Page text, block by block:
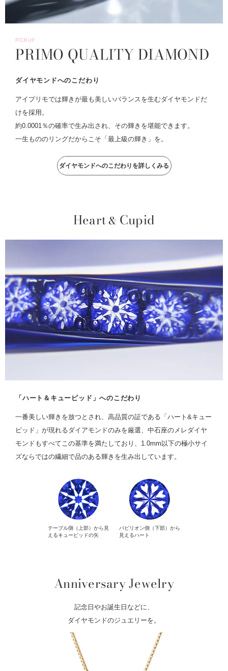
PICKUP
PRIMO QUALITY DIAMOND
ダイヤモンドへのこだわり
アイプリモでは輝きが最も美しいバランスを生むダイヤモンドだ
けを採用。
約0.0001％の確率で生み出され、その輝きを堪能できます。
一生もののリングだからこそ「最上級の輝き」を。
ダイヤモンドへのこだわりを詳しくみる
Heart& Cupid
「ハート＆キューピッド」へのこだわり
一番美しい輝きを放つとされ、高品質の証である「ハート&キュー
ピッド」が現れるダイアモンドのみを厳選、中石座のメレダイヤ
モンドもすべてこの基準を満たしており、1.0mm以下の極小サイ
ズならではの繊細で品のある輝きを生み出しています。
テーブル側（上部）から見
えるキューピッドの矢
パビリオン側（下部）から
見えるハート
Anniversary Jewelry
記念日やお誕生日などに、
ダイヤモンドのジュエリーを。